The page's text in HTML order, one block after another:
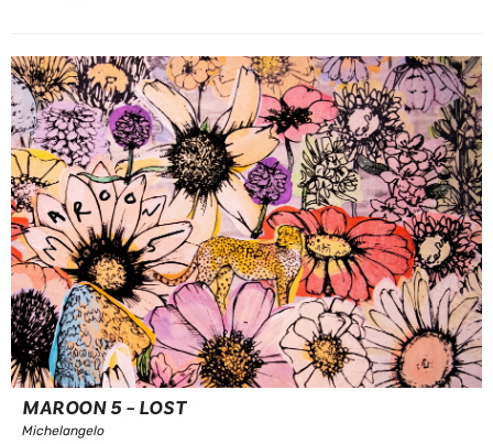
MAROON 5 – LOST
Michelangelo